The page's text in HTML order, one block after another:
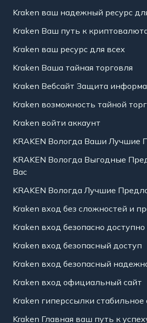
Kraken ваш надежный ресурс
Kraken Ваш путь к
Kraken ваш ресурс для всех
Kraken Ваша тайная торговля
Kraken Вебсайт Защита
Kraken возможность тайной
Kraken войти аккаунт
KRAKEN Вологда Ваши Лучшие
KRAKEN Вологда Выгодные
Вас
KRAKEN Вологда Лучшие
Kraken вход без сложностей и
Kraken вход безопасно доступно
Kraken вход безопасный доступ
Kraken вход безопасный
Kraken вход официальный сайт
Kraken гиперссылки
Kraken Главная ваш путь к